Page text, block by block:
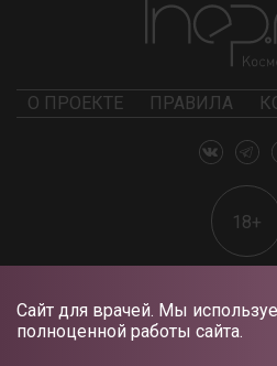
Сайт для врачей. Мы
полноценной работы сайта.
О ПРОЕКТЕ ПРАВИЛА
18+